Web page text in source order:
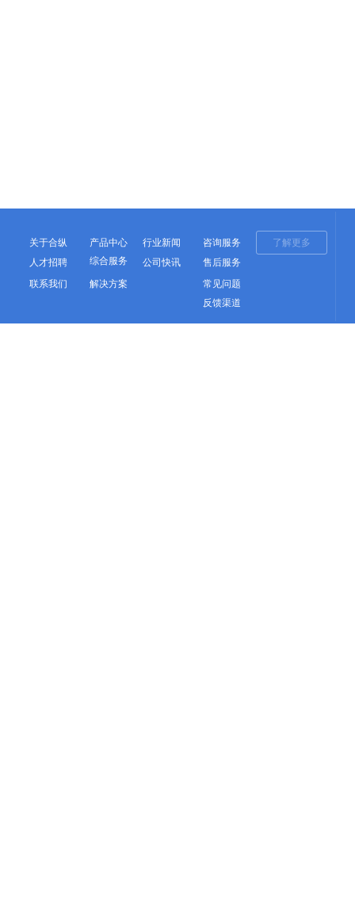
解决方案
咨询服务
关于合纵 了解更多
联系我们
产品中心
人才招聘
综合服务
行业新闻
公司快讯
反馈渠道
常见问题
售后服务